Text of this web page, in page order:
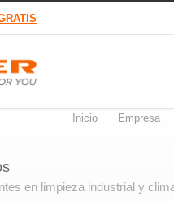
Inicio Empresa
en limpieza industrial y